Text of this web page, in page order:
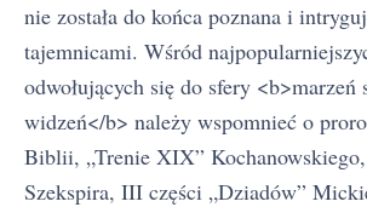
nie została do końca poznana i
tajemnicami. Wśród
odwołujących się do sfery <b>marzeń
widzeń</b> należy wspomnieć o
Biblii, „Trenie XIX”
Szekspira, III części „Dziadów”